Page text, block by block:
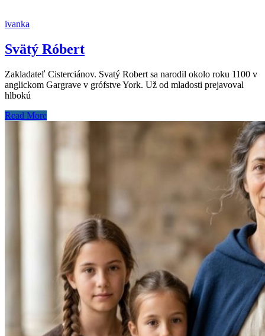
ivanka
Svätý Róbert
Zakladateľ Cisterciánov. Svatý Robert sa narodil okolo roku 1100 v
anglickom Gargrave v grófstve York. Už od mladosti prejavoval
hlbokú
Read More